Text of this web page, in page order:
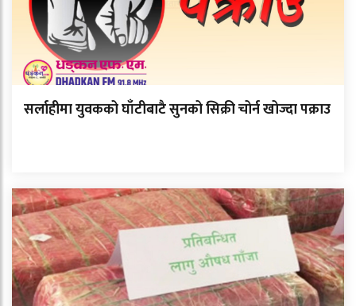
सर्लाहीमा युवकको घाँटीबाटै सुनको सिक्री चोर्न खोज्दा पक्राउ